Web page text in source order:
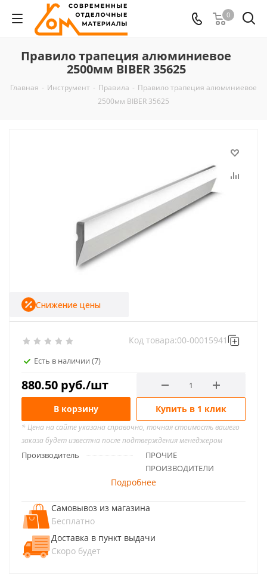
0
Правило трапеция алюминиевое
2500мм BIBER 35625
Главная - Инструмент - Правила - Правило трапеция алюминиевое
2500мм BIBER 35625
Есть в наличии (7)
Код товара:00-00015941
880.50 руб./шт
Снижение цены
В корзину Купить в 1 клик
* Цена на сайте указана справочно, точная стоимость вашего
заказа будет известна после подтверждения менеджером
Производитель
ПРОЧИЕ
ПРОИЗВОДИТЕЛИ
Подробнее
Самовывоз из магазина
Бесплатно
Доставка в пункт выдачи
Скоро будет